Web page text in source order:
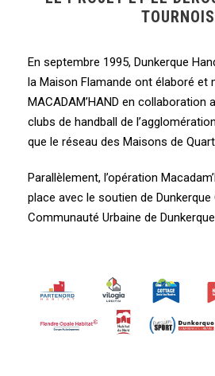
TOURNOIS
En septembre 1995, Dunkerque
la Maison Flamande ont élaboré et
MACADAM’HAND en collaboration
clubs de handball de
que le réseau des Maisons de
Parallèlement, l’opération
place avec le soutien de
Communauté Urbaine de